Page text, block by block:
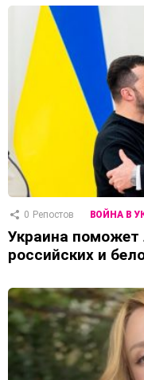
0 Репостов ВОЙНА В
Украина
российских и